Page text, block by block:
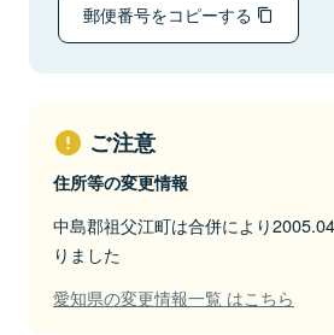
郵便番号をコピーする
ご注意
住所等の変更情報
中島郡祖父江町は合併により
りました
愛知県の変更情報一覧 はこちら